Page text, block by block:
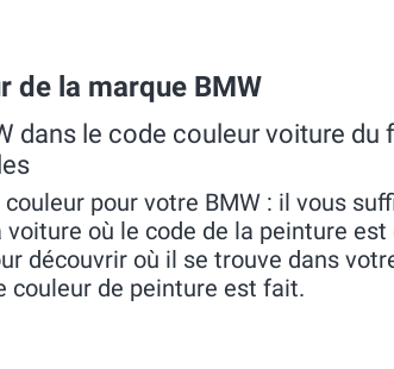
de la marque BMW
dans le code couleur voiture du
pour votre BMW : il vous
où le code de la peinture
découvrir où il se trouve dans
couleur de peinture est fait.